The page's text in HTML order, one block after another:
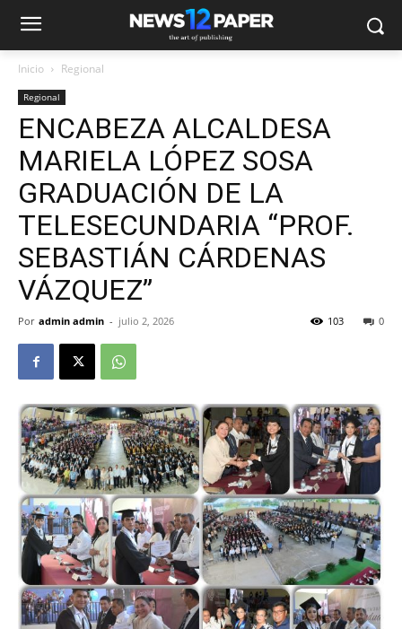
Inicio Regional
Regional
ENCABEZA ALCALDESA
MARIELA LÓPEZ SOSA
GRADUACIÓN DE LA
TELESECUNDARIA “PROF.
SEBASTIÁN CÁRDENAS
VÁZQUEZ”
Por admin admin - julio 2, 2026 0
103